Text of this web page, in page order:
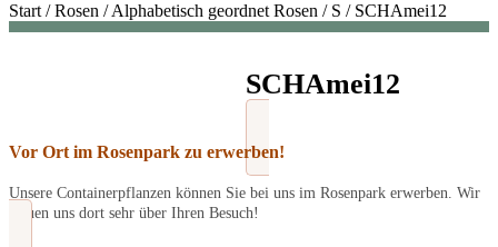
Start /Rosen /Alphabetisch geordnet Rosen / S / SCHAmei12
SCHAmei12
Vor Ort im Rosenpark zu erwerben!
Unsere Containerpflanzen können Sie bei uns im Rosenpark erwerben. Wir
freuen uns dort sehr über Ihren Besuch!